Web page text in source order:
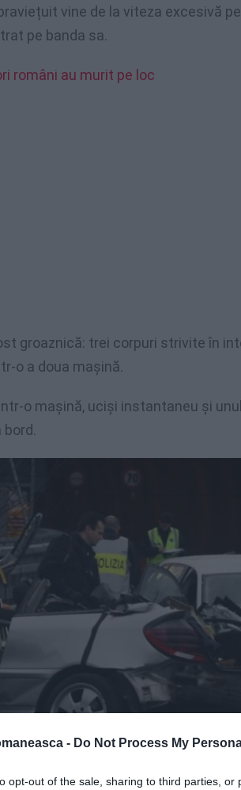
- Do Not Process My
opt-out of the sale, sharing to third parties, or
vine de la viteza excesivă
pe banda sa.
români au murit pe loc
groaznică: trei corpuri strivite în
o a doua mașină.
o mașină, uciși instantaneu și
sa de cealaltă mașină, ieșită de